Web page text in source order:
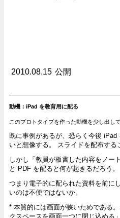
2010.08.15 公開
動機：iPad を教育用に配る
このプロトタイプを作った動機を少し出して
既に事例があるが、恐らく今後
いと想像する。 スライドを配布する
しかし「教員が板書した内容をノー
と PDF を配ると何が起きるだろう
つまり電子的に配られた資料を前に
いのは不便ではないか。
* 本質的には画面が狭いためである
クスペースを画面一つに閉じ込める